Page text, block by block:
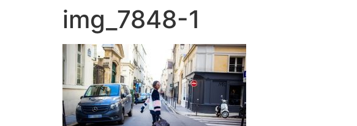
img_7848-1